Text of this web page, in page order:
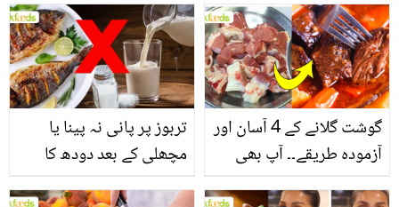
انگیز طبی فوائد
تربوز پر پانی نہ پینا یا
مچھلی کے بعد دودھ کا
گوشت گلانے کے 4 آسان اور
آزمودہ طریقے۔۔ آپ بھی